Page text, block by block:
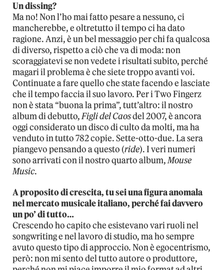
Un dissing?
Ma no! Non l’ho mai fatto pesare a nessuno, ci
mancherebbe, e oltretutto il tempo ci ha dato
ragione. Anzi, è un bel messaggio per chi fa qualcosa
di diverso, rispetto a ciò che va di moda: non
scoraggiatevi se non vedete i risultati subito, perché
magari il problema è che siete troppo avanti voi.
Continuate a fare quello che state facendo e lasciate
che il tempo faccia il suo lavoro. Per i Two Fingerz
non è stata “buona la prima”, tutt’altro: il nostro
album di debutto,Figli del Caosdel 2007, è ancora
oggi considerato un disco di culto da molti, ma ha
venduto in tutto 782 copie. Sette-otto-due. La sera
piangevo pensando a questo (ride). I veri numeri
sono arrivati con il nostro quarto album,Mouse
Music.
A proposito di crescita, tu sei una figura anomala
nel mercato musicale italiano, perché fai davvero
un po’ di tutto…
Crescendo ho capito che esistevano vari ruoli nel
songwriting e nel lavoro di studio, ma ho sempre
avuto questo tipo di approccio. Non è egocentrismo,
però: non mi sento del tutto autore o produttore,